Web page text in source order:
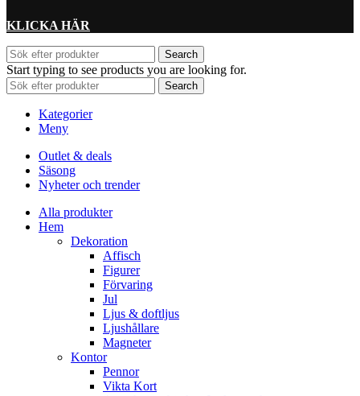
KLICKA HÄR
Search
Start typing to see products you are looking for.
Search
Kategorier
Meny
Outlet & deals
Säsong
Nyheter och trender
Alla produkter
Hem
Dekoration
Affisch
Figurer
Förvaring
Jul
Ljus & doftljus
Ljushållare
Magneter
Kontor
Pennor
Vikta Kort